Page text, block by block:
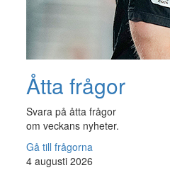
Åtta frågor
Svara på åtta frågor
om veckans nyheter.
Gå till frågorna
4 augusti 2026